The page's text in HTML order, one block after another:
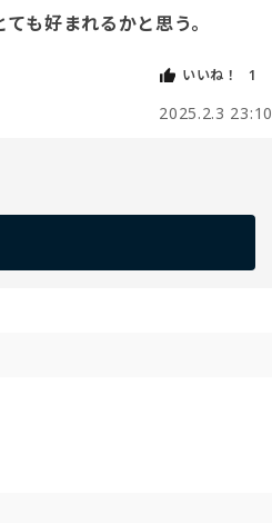
も好まれるかと思う。
いいね！ 1
2025.2.3 23:10